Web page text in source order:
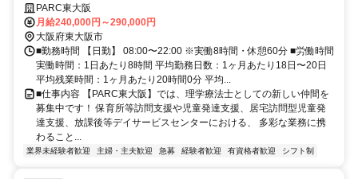
PARC東大阪
月給240,000円～290,000円
大阪府東大阪市
■勤務時間 【日勤】 08:00〜22:00 ※実働8時間・休憩60分 ■労働時間
実働時間：1日あたり8時間 平均勤務日数：1ヶ月あたり18日〜20日
平均残業時間：1ヶ月あたり20時間0分 平均...
■仕事内容 【PARC東大阪】では、理学療法士としての新しい仲間を
募集中です！ 保育所等訪問支援や児童発達支援、居宅訪問型児童発
達支援、放課後等デイサービスセンターにおける、 多彩な業務に携
わること...
業界未経験者歓迎 主婦・主夫歓迎 急募 経験者歓迎 有資格者歓迎 シフト制